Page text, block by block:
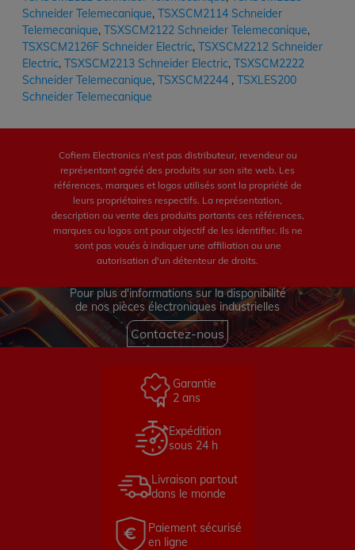
Schneider Telemecanique, TSXSCM2114 Schneider
Telemecanique, TSXSCM2122 Schneider Telemecanique,
TSXSCM2126F Schneider Electric, TSXSCM2212 Schneider
Electric, TSXSCM2213 Schneider Electric, TSXSCM2222
Schneider Telemecanique, TSXSCM2244 , TSXLES200
Schneider Telemecanique
Cofiem Electronics n'est pas distributeur, revendeur ou
représentant agréé des produits sur son site web. Les
références, marques et logos utilisés sont la propriété de
leurs propriétaires respectifs. La représentation,
description ou vente des produits portants ces références,
marques ou logos ont pour objectif de les identifier. Ils ne
sont pas voués à indiquer une affiliation ou une
autorisation d'un détenteur de droits.
Pour plus d'informations sur la disponibilité
de nos pièces électroniques industrielles
Contactez-nous
Garantie
2 ans
Expédition
sous 24 h
Livraison partout
dans le monde
Paiement sécurisé
en ligne